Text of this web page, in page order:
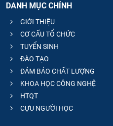
DANH MỤC CHÍNH
GIỚI THIỆU
CƠ CẤU TỔ CHỨC
TUYỂN SINH
ĐÀO TẠO
ĐẢM BẢO CHẤT LƯỢNG
KHOA HỌC CÔNG NGHỆ
HTQT
CỰU NGƯỜI HỌC